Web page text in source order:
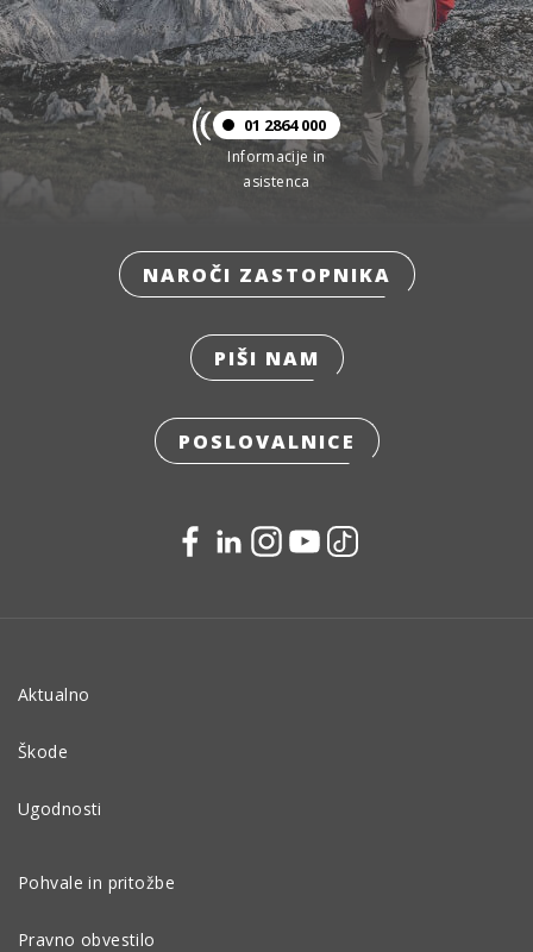
01 2864 000
Informacije in
asistenca
NAROČI ZASTOPNIKA
PIŠI NAM
POSLOVALNICE
Aktualno
Škode
Ugodnosti
Pohvale in pritožbe
Pravno obvestilo